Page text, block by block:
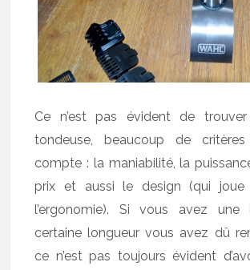
Ce n’est pas évident de
tondeuse, beaucoup de
compte : la maniabilité, la
prix et aussi le design (qui
l’ergonomie). Si vous avez une
certaine longueur vous avez dû
ce n’est pas toujours évident